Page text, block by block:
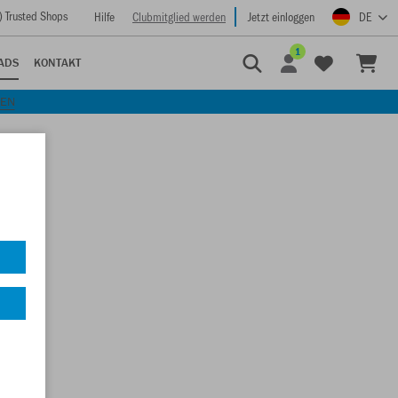
Shops Hilfe Clubmitglied werden Jetzt einloggen DE
KONTAKT
1